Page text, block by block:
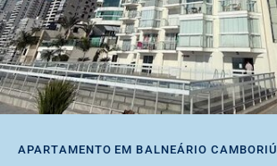
APARTAMENTO EM BALNEÁRIO CAMBORIÚ